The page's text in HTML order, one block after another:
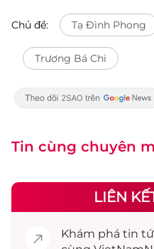
Chủ đề: Tạ Đình Phong
Trương Bá Chi
Tin cùng chuyên
LIÊN
Khám phá tin